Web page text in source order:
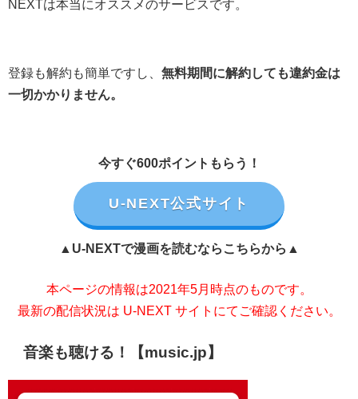
NEXTは本当にオススメのサービスです。
登録も解約も簡単ですし、 無料期間に解約しても違約金は
一切かかりません。
今すぐ600ポイントもらう！
U-NEXT公式サイト
▲U-NEXTで漫画を読むならこちらから▲
本ページの情報は2021年5月時点のものです。
最新の配信状況は U-NEXT サイトにてご確認ください。
音楽も聴ける！【music.jp】